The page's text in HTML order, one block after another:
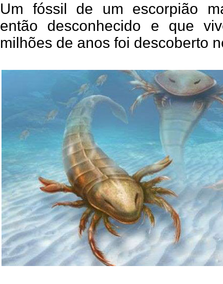
Um fóssil de um escorpião
então desconhecido e que
milhões de anos foi descoberto